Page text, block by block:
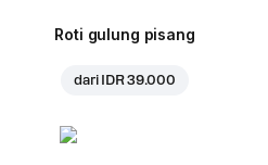
Roti gulung pisang
dari IDR 39.000